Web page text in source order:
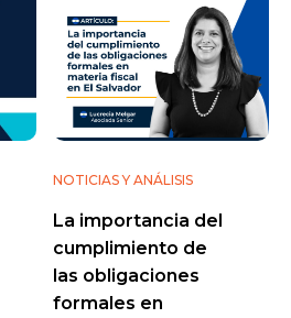
NOTICIAS Y ANÁLISIS
La importancia del
cumplimiento de
las obligaciones
formales en